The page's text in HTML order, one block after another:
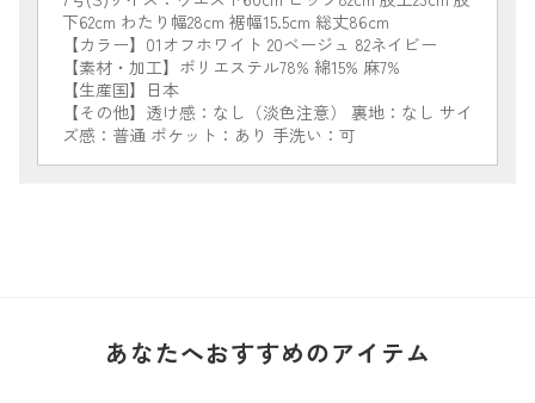
下62cm わたり幅28cm 裾幅15.5cm 総丈86cm
【カラー】01オフホワイト 20ベージュ 82ネイビー
【素材・加工】ポリエステル78% 綿15% 麻7%
【生産国】日本
【その他】透け感：なし（淡色注意） 裏地：なし サイ
ズ感：普通 ポケット：あり 手洗い：可
あなたへおすすめのアイテム